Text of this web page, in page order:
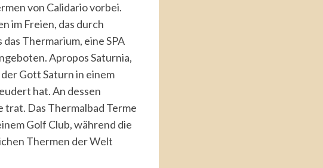
von Calidario vorbei.
im Freien, das durch
Thermarium, eine SPA
Apropos Saturnia,
Gott Saturn in einem
hat. An dessen
trat. Das Thermalbad Terme
Golf Club, während die
Thermen der Welt